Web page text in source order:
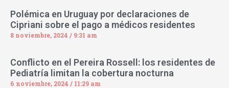
Polémica en Uruguay por declaraciones de
Cipriani sobre el pago a médicos residentes
8 noviembre, 2024 9:31 am
Conflicto en el Pereira Rossell: los residentes de
Pediatría limitan la cobertura nocturna
6 noviembre, 2024 11:29 am